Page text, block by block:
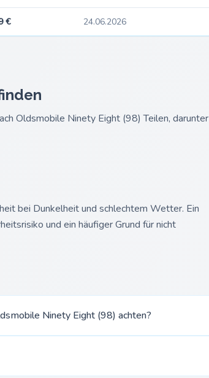
€ 24.06.2026
Oldsmobile Ninety Eight (98) Teilen, darunter
bei Dunkelheit und schlechtem Wetter. Ein
und ein häufiger Grund für nicht
Ninety Eight (98) achten?